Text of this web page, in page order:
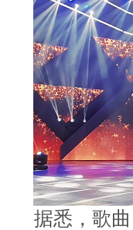
据悉，歌曲